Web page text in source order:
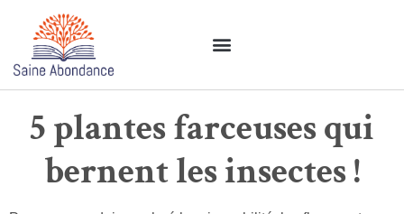
5 plantes farceuses qui
bernent les insectes !